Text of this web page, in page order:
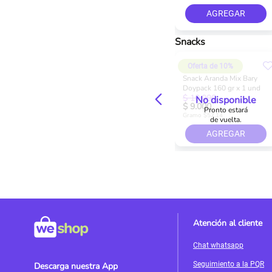
AGREGAR
Snacks
Snack Aranda Mix Bary
Doypack 160 gr x 1 und
Oferta de 10%
$ 10.000
$ 9.000
Gramo $57,14
No disponible
Pronto estará
de vuelta.
AGREGAR
Descarga nuestra App
Atención al cliente
Chat whatsapp
Seguimiento a la PQR